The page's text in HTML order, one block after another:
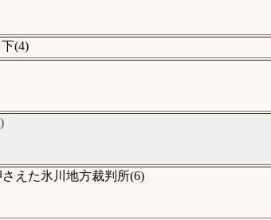
(4)
えた氷川地方裁判所(6)